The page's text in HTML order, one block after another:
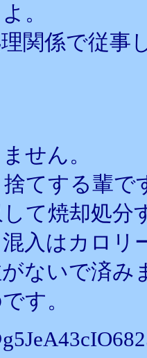
。
関係で従事
せん。
てする輩で
て焼却処分
入はカロリ
ないで済み
す。